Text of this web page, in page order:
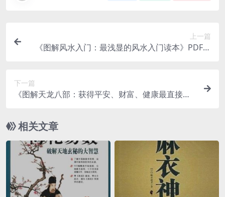
上一篇
《图解风水入门：最浅显的风水入门读本》PDF电
下一篇
《图解天龙八部：获得平安、财富、健康最直接的
相关文章